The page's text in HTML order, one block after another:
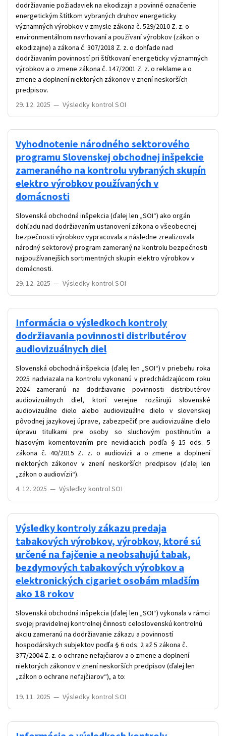
dodržiavanie požiadaviek na ekodizajn a povinné označenie
energetickým štítkom vybraných druhov energeticky
významných výrobkov v zmysle zákona č. 529/2010 Z. z. o
environmentálnom navrhovaní a používaní výrobkov (zákon o
ekodizajne) a zákona č. 307/2018 Z. z. o dohľade nad
dodržiavaním povinností pri štítkovaní energeticky významných
výrobkov a o zmene zákona č. 147/2001 Z. z. o reklame a o
zmene a doplnení niektorých zákonov v znení neskorších
predpisov.
29. 12. 2025 — Výsledky kontrol SOI
Vyhodnotenie národného sektorového
programu Slovenskej obchodnej inšpekcie
zameraného na kontrolu vybraných skupín
elektro výrobkov používaných v
domácnosti
Slovenská obchodná inšpekcia (ďalej len „SOI“) ako orgán
dohľadu nad dodržiavaním ustanovení zákona o všeobecnej
bezpečnosti výrobkov vypracovala a následne zrealizovala
národný sektorový program zameraný na kontrolu bezpečnosti
najpoužívanejších sortimentných skupín elektro výrobkov v
domácnosti.
29. 12. 2025 — Výsledky kontrol SOI
Informácia o výsledkoch kontroly
dodržiavania povinnosti distributérov
audiovizuálnych diel
Slovenská obchodná inšpekcia (ďalej len „SOI“) v priebehu roka
2025 nadviazala na kontrolu vykonanú v predchádzajúcom roku
2024 zameranú na dodržiavanie povinnosti distributérov
audiovizuálnych diel, ktorí verejne rozširujú slovenské
audiovizuálne dielo alebo audiovizuálne dielo v slovenskej
pôvodnej jazykovej úprave, zabezpečiť pre audiovizuálne dielo
úpravu titulkami pre osoby so sluchovým postihnutím a
hlasovým komentovaním pre nevidiacich podľa § 15 ods. 5
zákona č. 40/2015 Z. z. o audiovízii a o zmene a doplnení
niektorých zákonov v znení neskorších predpisov (ďalej len
„zákon o audiovízii“).
4. 12. 2025 — Výsledky kontrol SOI
Výsledky kontroly zákazu predaja
tabakových výrobkov, výrobkov, ktoré sú
určené na fajčenie a neobsahujú tabak,
bezdymových tabakových výrobkov a
elektronických cigariet osobám mladším
ako 18 rokov
Slovenská obchodná inšpekcia (ďalej len „SOI“) vykonala v rámci
svojej pravidelnej kontrolnej činnosti celoslovenskú kontrolnú
akciu zameranú na dodržiavanie zákazu a povinností
hospodárskych subjektov podľa § 6 ods. 2 až 5 zákona č.
377/2004 Z. z. o ochrane nefajčiarov a o zmene a doplnení
niektorých zákonov v znení neskorších predpisov (ďalej len
„zákon o ochrane nefajčiarov“), a to:
19. 11. 2025 — Výsledky kontrol SOI